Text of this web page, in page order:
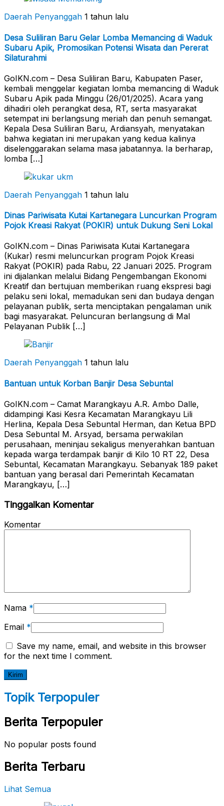
Daerah Penyanggah 1 tahun lalu
Desa Suliliran Baru Gelar Lomba Memancing di Waduk
Subaru Apik, Promosikan Potensi Wisata dan Pererat
Silaturahmi
GoIKN.com – Desa Suliliran Baru, Kabupaten Paser,
kembali menggelar kegiatan lomba memancing di Waduk
Subaru Apik pada Minggu (26/01/2025). Acara yang
dihadiri oleh perangkat desa, RT, serta masyarakat
setempat ini berlangsung meriah dan penuh semangat.
Kepala Desa Suliliran Baru, Ardiansyah, menyatakan
bahwa kegiatan ini merupakan yang kedua kalinya
diselenggarakan selama masa jabatannya. Ia berharap,
lomba […]
Daerah Penyanggah 1 tahun lalu
Dinas Pariwisata Kutai Kartanegara Luncurkan Program
Pojok Kreasi Rakyat (POKIR) untuk Dukung Seni Lokal
GoIKN.com – Dinas Pariwisata Kutai Kartanegara
(Kukar) resmi meluncurkan program Pojok Kreasi
Rakyat (POKIR) pada Rabu, 22 Januari 2025. Program
ini dijalankan melalui Bidang Pengembangan Ekonomi
Kreatif dan bertujuan memberikan ruang ekspresi bagi
pelaku seni lokal, memadukan seni dan budaya dengan
pelayanan publik, serta menciptakan pengalaman unik
bagi masyarakat. Peluncuran berlangsung di Mal
Pelayanan Publik […]
Daerah Penyanggah 1 tahun lalu
Bantuan untuk Korban Banjir Desa Sebuntal
GoIKN.com – Camat Marangkayu A.R. Ambo Dalle,
didampingi Kasi Kesra Kecamatan Marangkayu Lili
Herlina, Kepala Desa Sebuntal Herman, dan Ketua BPD
Desa Sebuntal M. Arsyad, bersama perwakilan
perusahaan, meninjau sekaligus menyerahkan bantuan
kepada warga terdampak banjir di Kilo 10 RT 22, Desa
Sebuntal, Kecamatan Marangkayu. Sebanyak 189 paket
bantuan yang berasal dari Pemerintah Kecamatan
Marangkayu, […]
Tinggalkan Komentar
Komentar
Nama *
Email *
Save my name, email, and website in this browser
for the next time I comment.
Topik Terpopuler
Berita Terpopuler
No popular posts found
Berita Terbaru
Lihat Semua